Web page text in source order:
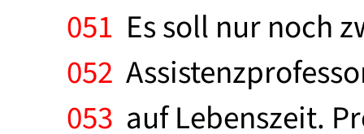
051 Es soll nur noch
052
053 auf Lebenszeit.